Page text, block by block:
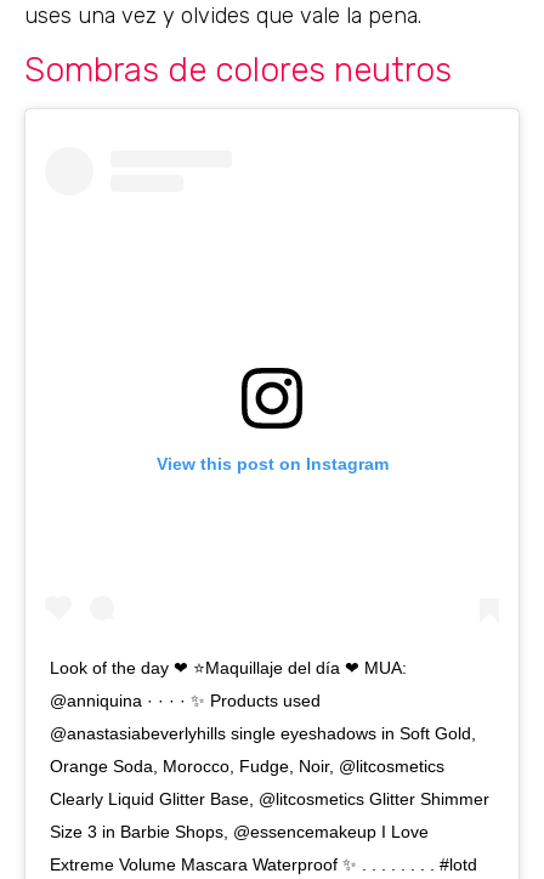
uses una vez y olvides que vale la pena.
Sombras de colores neutros
View this post on Instagram
Look of the day ❤ ⭐Maquillaje del día ❤ MUA:
@anniquina · · · · ✨ Products used
@anastasiabeverlyhills single eyeshadows in Soft Gold,
Orange Soda, Morocco, Fudge, Noir, @litcosmetics
Clearly Liquid Glitter Base, @litcosmetics Glitter Shimmer
Size 3 in Barbie Shops, @essencemakeup I Love
Extreme Volume Mascara Waterproof ✨ . . . . . . . . #lotd